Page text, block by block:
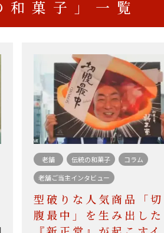
和菓子」一覧
老舗 伝統の和菓子
コラム
老舗ご当主インタビュー
型破りな人気商品「切
腹最中」を生み出した